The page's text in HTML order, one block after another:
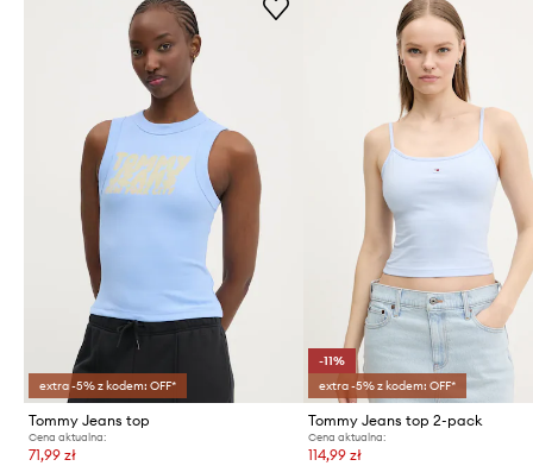
extra -5% z kodem: OFF*
Tommy Jeans top
Cena aktualna:
71,99 zł
-11%
extra -5% z kodem: OFF*
Tommy Jeans top 2-pack
Cena aktualna:
114,99 zł